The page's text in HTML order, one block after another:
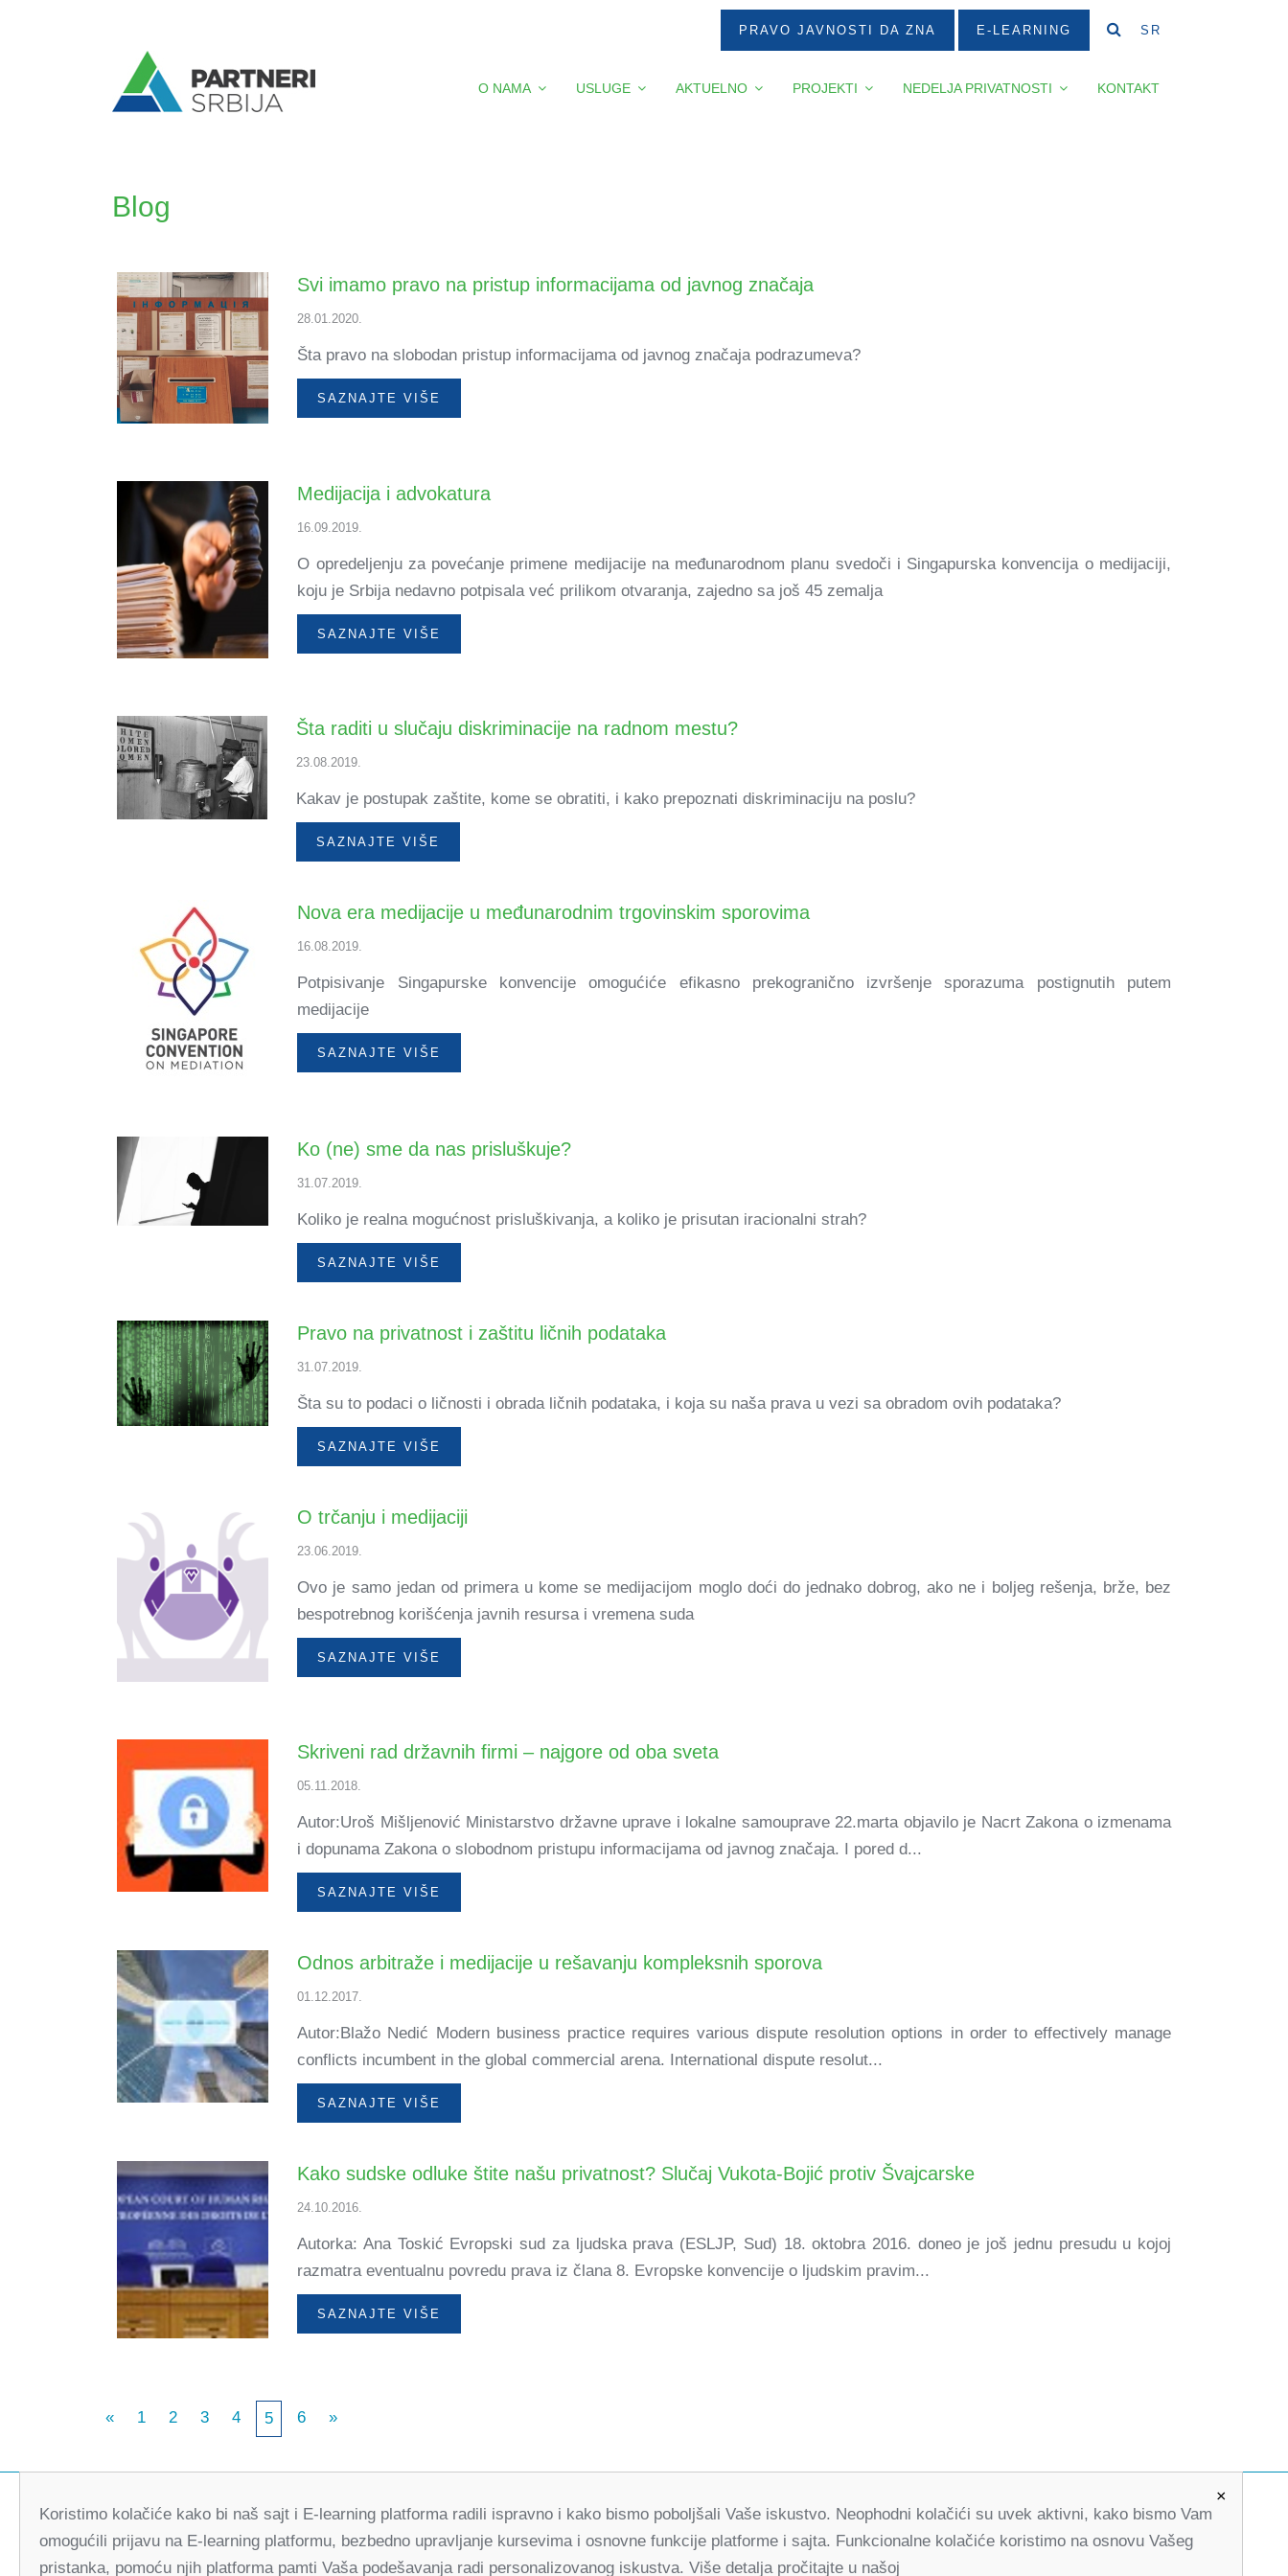
PRAVO JAVNOSTI DA ZNA E-LEARNING SR
O NAMA USLUGE AKTUELNO PROJEKTI NEDELJA PRIVATNOSTI KONTAKT
Blog
Svi imamo pravo na pristup informacijama od javnog značaja
28.01.2020.
Šta pravo na slobodan pristup informacijama od javnog značaja podrazumeva?
SAZNAJTE VIŠE
Medijacija i advokatura
16.09.2019.
O opredeljenju za povećanje primene medijacije na međunarodnom planu svedoči i Singapurska konvencija o medijaciji,
koju je Srbija nedavno potpisala već prilikom otvaranja, zajedno sa još 45 zemalja
SAZNAJTE VIŠE
Šta raditi u slučaju diskriminacije na radnom mestu?
23.08.2019.
Kakav je postupak zaštite, kome se obratiti, i kako prepoznati diskriminaciju na poslu?
SAZNAJTE VIŠE
Nova era medijacije u međunarodnim trgovinskim sporovima
16.08.2019.
Potpisivanje Singapurske konvencije omogućiće efikasno prekogranično izvršenje sporazuma postignutih putem
medijacije
SAZNAJTE VIŠE
Ko (ne) sme da nas prisluškuje?
31.07.2019.
Koliko je realna mogućnost prisluškivanja, a koliko je prisutan iracionalni strah?
SAZNAJTE VIŠE
Pravo na privatnost i zaštitu ličnih podataka
31.07.2019.
Šta su to podaci o ličnosti i obrada ličnih podataka, i koja su naša prava u vezi sa obradom ovih podataka?
SAZNAJTE VIŠE
O trčanju i medijaciji
23.06.2019.
Ovo je samo jedan od primera u kome se medijacijom moglo doći do jednako dobrog, ako ne i boljeg rešenja, brže, bez
bespotrebnog korišćenja javnih resursa i vremena suda
SAZNAJTE VIŠE
Skriveni rad državnih firmi – najgore od oba sveta
05.11.2018.
Autor:Uroš Mišljenović Ministarstvo državne uprave i lokalne samouprave 22.marta objavilo je Nacrt Zakona o izmenama
i dopunama Zakona o slobodnom pristupu informacijama od javnog značaja. I pored d...
SAZNAJTE VIŠE
Odnos arbitraže i medijacije u rešavanju kompleksnih sporova
01.12.2017.
Autor:Blažo Nedić Modern business practice requires various dispute resolution options in order to effectively manage
conflicts incumbent in the global commercial arena. International dispute resolut...
SAZNAJTE VIŠE
Kako sudske odluke štite našu privatnost? Slučaj Vukota-Bojić protiv Švajcarske
24.10.2016.
Autorka: Ana Toskić Evropski sud za ljudska prava (ESLJP, Sud) 18. oktobra 2016. doneo je još jednu presudu u kojoj
razmatra eventualnu povredu prava iz člana 8. Evropske konvencije o ljudskim pravim...
SAZNAJTE VIŠE
« 1 2 3 4 5 6 »
Partneri
za demokratske promene Srbija
office@partners-serbia.org
×
Koristimo kolačiće kako bi naš sajt i E-learning platforma radili ispravno i kako bismo poboljšali Vaše iskustvo. Neophodni kolačići su uvek aktivni, kako bismo Vam
omogućili prijavu na E-learning platformu, bezbedno upravljanje kursevima i osnovne funkcije platforme i sajta. Funkcionalne kolačiće koristimo na osnovu Vašeg
pristanka, pomoću njih platforma pamti Vaša podešavanja radi personalizovanog iskustva. Više detalja pročitajte u našoj